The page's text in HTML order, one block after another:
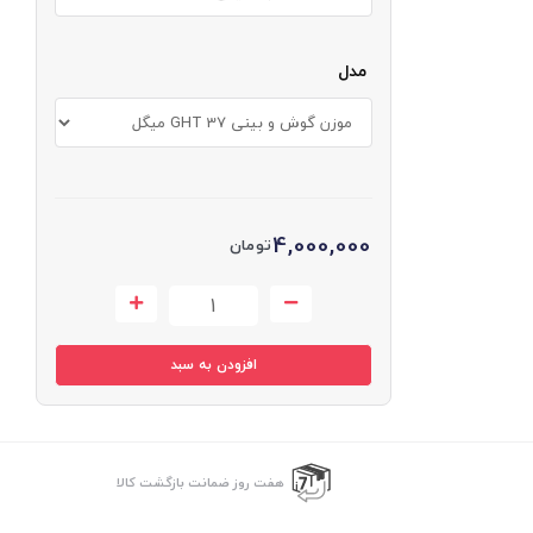
مدل
4,000,000تومان
افزودن به سبد
هفت روز ضمانت بازگشت کالا